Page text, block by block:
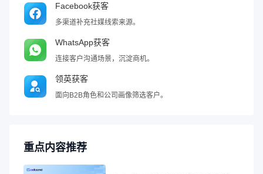
Facebook获客
多渠道补充社媒线索来源。
WhatsApp获客
连接客户沟通场景，沉淀商机。
领英获客
面向B2B角色和公司画像筛选客户。
重点内容推荐